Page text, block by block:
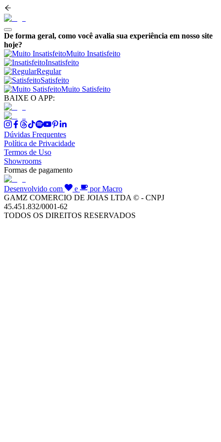
De forma geral, como você avalia sua experiência em nosso site
hoje?
Muito Insatisfeito
Insatisfeito
Regular
Satisfeito
Muito Satisfeito
BAIXE O APP:
Dúvidas Frequentes
Política de Privacidade
Termos de Uso
Showrooms
Formas de pagamento
Desenvolvido com e
por Macro
GAMZ COMERCIO DE JOIAS LTDA © - CNPJ
45.451.832/0001-62
TODOS OS DIREITOS RESERVADOS